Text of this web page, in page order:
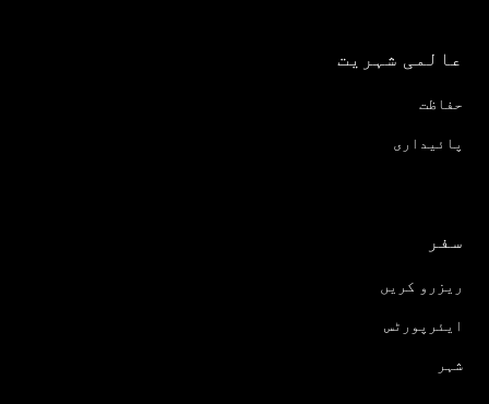
عالمی شہریت
حفاظت
پائیداری
سفر
ریزرو کریں
ایئرپورٹس
شہر